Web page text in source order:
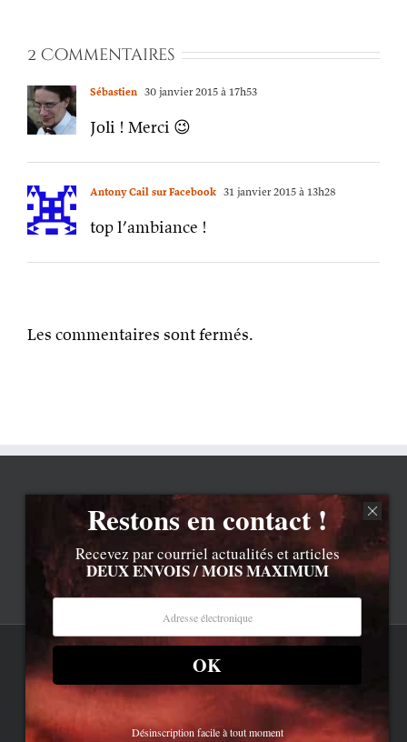
2 Commentaires
Sébastien 30 janvier 2015 à 17h53
Joli ! Merci 😉
Antony Cail sur Facebook 31 janvier 2015 à 13h28
top l’ambiance !
Les commentaires sont fermés.
Contenu © Lionel Davoust sauf exceptions précisées.
Cliquez ici pour lire les mentions légales barbantes
LD.com 8.a. Attention, vous êtes arrivé en bas de la page,
Newsletter
Bluesky
Restons en contact !
Recevez par courriel actualités et articles
DEUX ENVOIS / MOIS MAXIMUM
OK
Désinscription facile à tout moment